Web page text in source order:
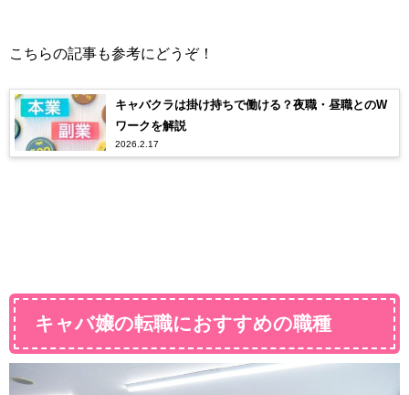
こちらの記事も参考にどうぞ！
キャバクラは掛け持ちで働ける？夜職・昼職とのW
ワークを解説
2026.2.17
キャバ嬢の転職におすすめの職種